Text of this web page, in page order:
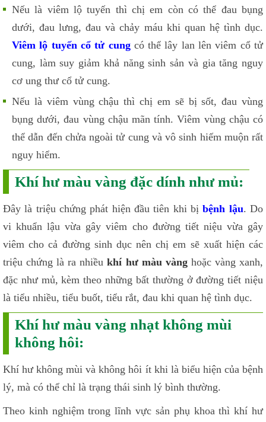
Nếu là viêm lộ tuyến thì chị em còn có thể đau bụng
dưới, đau lưng, đau và chảy máu khi quan hệ tình dục.
Viêm lộ tuyến cổ tử cungcó thể lây lan lên viêm cổ tử
cung, làm suy giảm khả năng sinh sản và gia tăng nguy
cơ ung thư cổ tử cung.
Nếu là viêm vùng chậu thì chị em sẽ bị sốt, đau vùng
bụng dưới, đau vùng chậu mãn tính. Viêm vùng chậu có
thể dẫn đến chửa ngoài tử cung và vô sinh hiếm muộn rất
nguy hiểm.
Khí hư màu vàng đặc dính như mủ:
Đây là triệu chứng phát hiện đầu tiên khi bịbệnh lậu. Do
vi khuẩn lậu vừa gây viêm cho đường tiết niệu vừa gây
viêm cho cả đường sinh dục nên chị em sẽ xuất hiện các
triệu chứng là ra nhiềukhí hư màu vànghoặc vàng xanh,
đặc như mủ, kèm theo những bất thường ở đường tiết niệu
là tiểu nhiều, tiểu buốt, tiểu rắt, đau khi quan hệ tình dục.
Khí hư màu vàng nhạt không mùi
không hôi:
Khí hư không mùi và không hôi ít khi là biểu hiện của bệnh
lý, mà có thể chỉ là trạng thái sinh lý bình thường.
Theo kinh nghiệm trong lĩnh vực sản phụ khoa thì khí hư